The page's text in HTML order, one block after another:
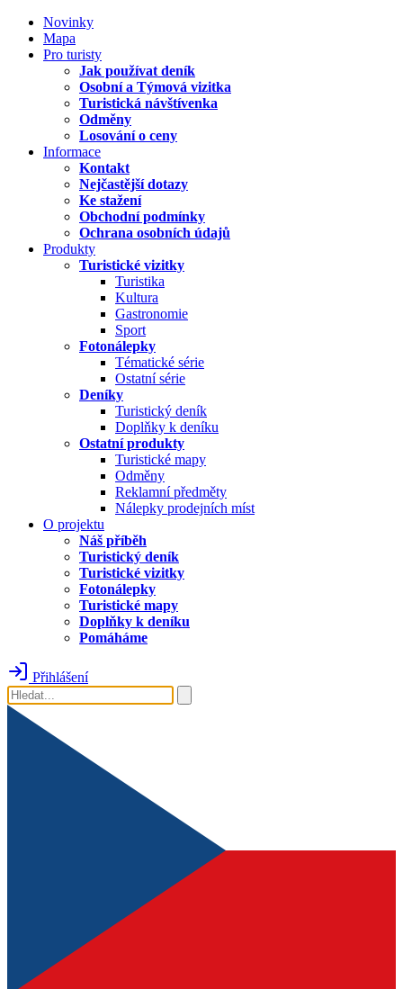
Novinky
Mapa
Pro turisty
Jak používat deník
Osobní a Týmová vizitka
Turistická návštívenka
Odměny
Losování o ceny
Informace
Kontakt
Nejčastější dotazy
Ke stažení
Obchodní podmínky
Ochrana osobních údajů
Produkty
Turistické vizitky
Turistika
Kultura
Gastronomie
Sport
Fotonálepky
Tématické série
Ostatní série
Deníky
Turistický deník
Doplňky k deníku
Ostatní produkty
Turistické mapy
Odměny
Reklamní předměty
Nálepky prodejních míst
O projektu
Náš příběh
Turistický deník
Turistické vizitky
Fotonálepky
Turistické mapy
Doplňky k deníku
Pomáháme
Přihlášení